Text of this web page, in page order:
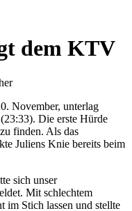
dem KTV
November, unterlag
Die erste Hürde
finden. Als das
Juliens Knie bereits beim
sich unser
Mit schlechtem
im Stich lassen und stellte